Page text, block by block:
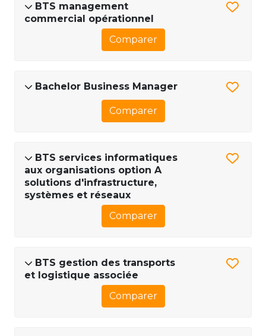
BTS management
commercial opérationnel
Comparer
Bachelor Business Manager
Comparer
BTS services informatiques
aux organisations option A
solutions d'infrastructure,
systèmes et réseaux
Comparer
BTS gestion des transports
et logistique associée
Comparer